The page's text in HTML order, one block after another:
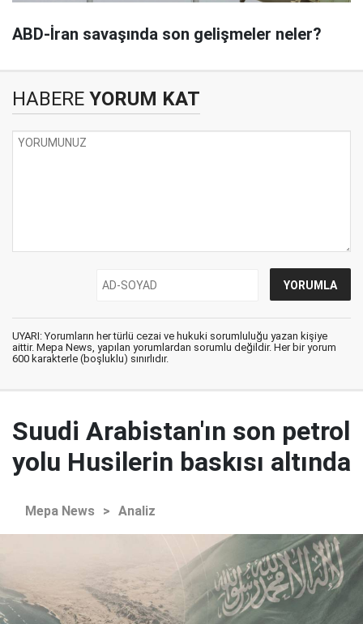
ABD-İran savaşında son gelişmeler neler?
HABERE YORUM KAT
UYARI: Yorumların her türlü cezai ve hukuki sorumluluğu yazan kişiye
aittir. Mepa News, yapılan yorumlardan sorumlu değildir. Her bir yorum
600 karakterle (boşluklu) sınırlıdır.
Suudi Arabistan'ın son petrol
yolu Husilerin baskısı altında
Mepa News > Analiz